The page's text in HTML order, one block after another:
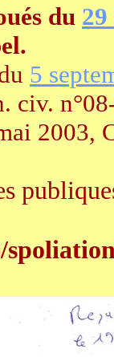
du
5
civ.
2003,